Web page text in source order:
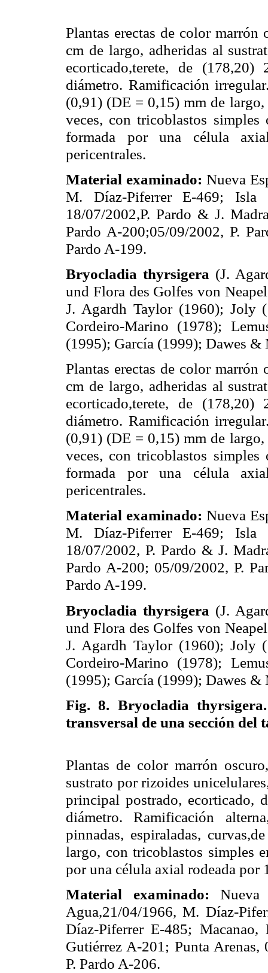
Plantas erectas de color
cm de largo, adheridas al
ecorticado,terete, de
diámetro. Ramificación
(0,91) (DE = 0,15) mm de
veces, con tricoblastos
formada por una célula
pericentrales.
Material examinado: Nueva
M. Díaz-Piferrer E-469; Isla
18/07/2002,P. Pardo & J.
Pardo A-200;05/09/2002, P.
Pardo A-199.
Bryocladia thyrsigera (J.
und Flora des Golfes von
J. Agardh Taylor (1960); Joly
Cordeiro-Marino (1978);
(1995); García (1999); Dawes &
Plantas erectas de color
cm de largo, adheridas al
ecorticado,terete, de
diámetro. Ramificación
(0,91) (DE = 0,15) mm de
veces, con tricoblastos
formada por una célula
pericentrales.
Material examinado: Nueva
M. Díaz-Piferrer E-469; Isla
18/07/2002, P. Pardo & J.
Pardo A-200; 05/09/2002, P.
Pardo A-199.
Bryocladia thyrsigera (J.
und Flora des Golfes von
J. Agardh Taylor (1960); Joly
Cordeiro-Marino (1978);
(1995); García (1999); Dawes &
Fig. 8. Bryocladia
transversal de una sección del
Plantas de color marrón
sustrato por rizoides
principal postrado, ecorticado,
diámetro. Ramificación
pinnadas, espiraladas,
largo, con tricoblastos simples
por una célula axial rodeada por
Material examinado:
Agua,21/04/1966, M. Díaz-
Díaz-Piferrer E-485;
Gutiérrez A-201; Punta
P. Pardo A-206.